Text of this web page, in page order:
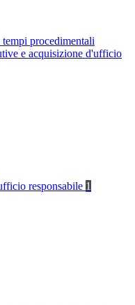
procedimentali
e acquisizione d'ufficio
responsabile 1